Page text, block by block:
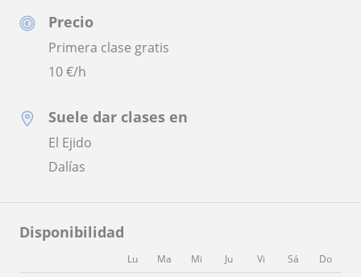
Precio
Primera clase gratis
10€/h
Suele dar clases en
El Ejido
Dalías
Disponibilidad
Lu Ma Mi Ju Vi Sá
Do